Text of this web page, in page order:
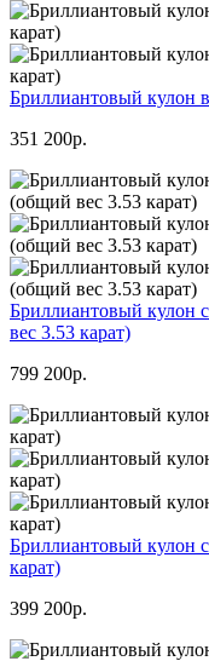
Бриллиантовый кулон
351 200р.
Бриллиантовый кулон
вес 3.53 карат)
799 200р.
Бриллиантовый кулон
карат)
399 200р.